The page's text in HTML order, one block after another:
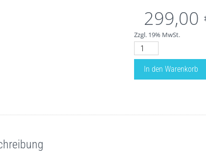
299,00
Zzgl. 19% MwSt.
Preise
für
Werbeanhänger
In den Warenkorb